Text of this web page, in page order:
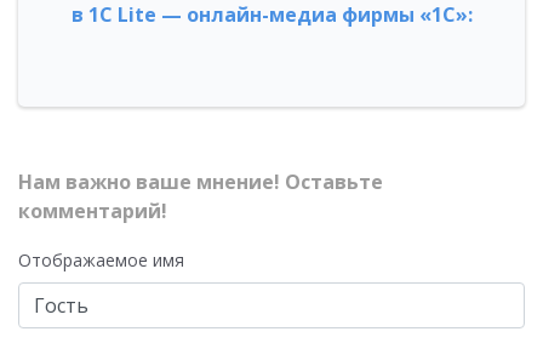
в 1С Lite — онлайн-медиа фирмы «1С»:
Нам важно ваше мнение! Оставьте
комментарий!
Отображаемое имя